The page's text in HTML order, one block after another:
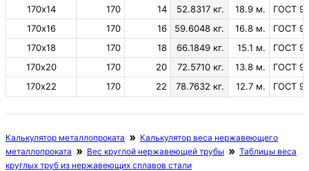
170х14
170 14 52.8317 кг. 18.9 м.
ГОСТ
170х16
170 16 59.6048 кг. 16.8 м.
ГОСТ
170х18
170 18 66.1849 кг. 15.1 м.
ГОСТ
170х20
170 20 72.5710 кг. 13.8 м.
ГОСТ
170х22
170 22 78.7632 кг. 12.7 м. ГОСТ
Калькулятор металлопроката
Калькулятор веса нержавеющего
металлопроката
Вес круглой нержавеющей трубы
Таблицы веса
круглых труб из нержавеющих сплавов стали